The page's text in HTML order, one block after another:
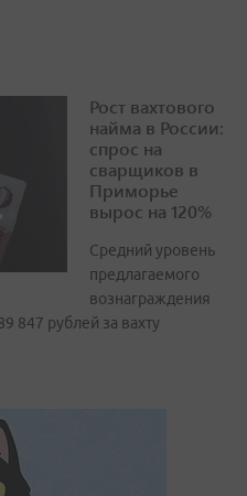
Рост вахтового
найма в России:
спрос на
сварщиков в
Приморье
вырос на 120%
Средний уровень
предлагаемого
вознаграждения
847 рублей за вахту